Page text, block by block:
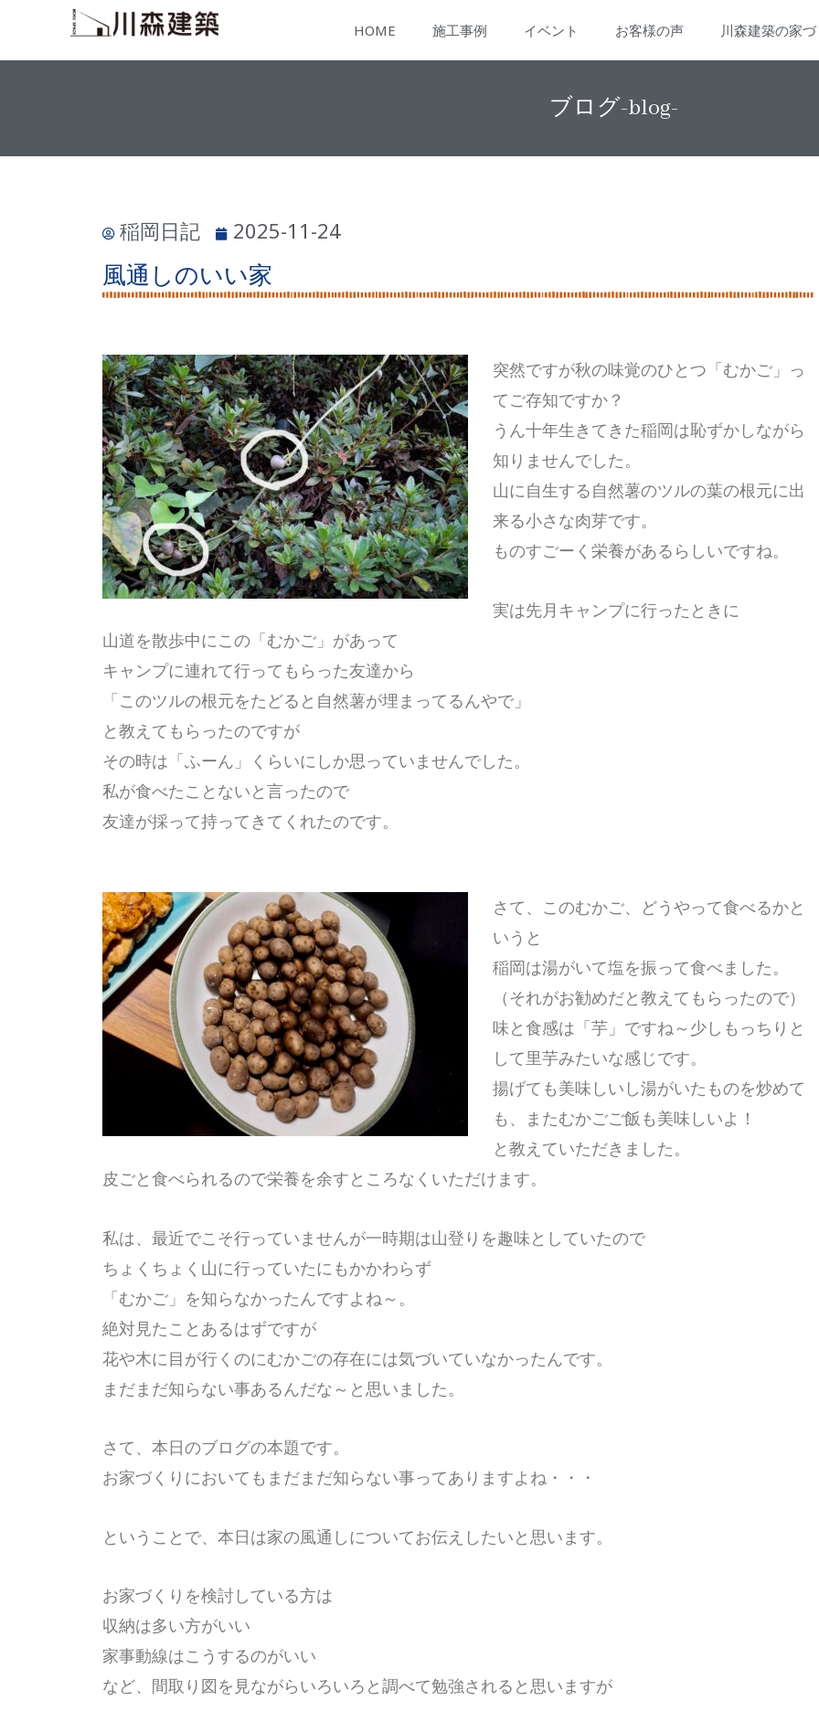
HOME 施工事例 イベント お客様の声 川森建築の家
ブログ-blog-
稲岡日記 2025-11-24
風通しのいい家
突然ですが秋の味覚のひとつ「むかご」っ
てご存知ですか？
うん十年生きてきた稲岡は恥ずかしながら
知りませんでした。
山に自生する自然薯のツルの葉の根元に出
来る小さな肉芽です。
ものすごーく栄養があるらしいですね。
実は先月キャンプに行ったときに
山道を散歩中にこの「むかご」があって
キャンプに連れて行ってもらった友達から
「このツルの根元をたどると自然薯が埋まってるんやで」
と教えてもらったのですが
その時は「ふーん」くらいにしか思っていませんでした。
私が食べたことないと言ったので
友達が採って持ってきてくれたのです。
さて、このむかご、どうやって食べるかと
いうと
稲岡は湯がいて塩を振って食べました。
（それがお勧めだと教えてもらったので）
味と食感は「芋」ですね～少しもっちりと
して里芋みたいな感じです。
揚げても美味しいし湯がいたものを炒めて
も、またむかごご飯も美味しいよ！
と教えていただきました。
皮ごと食べられるので栄養を余すところなくいただけます。
私は、最近でこそ行っていませんが一時期は山登りを趣味としていたので
ちょくちょく山に行っていたにもかかわらず
「むかご」を知らなかったんですよね～。
絶対見たことあるはずですが
花や木に目が行くのにむかごの存在には気づいていなかったんです。
まだまだ知らない事あるんだな～と思いました。
さて、本日のブログの本題です。
お家づくりにおいてもまだまだ知らない事ってありますよね・・・
ということで、本日は家の風通しについてお伝えしたいと思います。
お家づくりを検討している方は
収納は多い方がいい
家事動線はこうするのがいい
など、間取り図を見ながらいろいろと調べて勉強されると思いますが